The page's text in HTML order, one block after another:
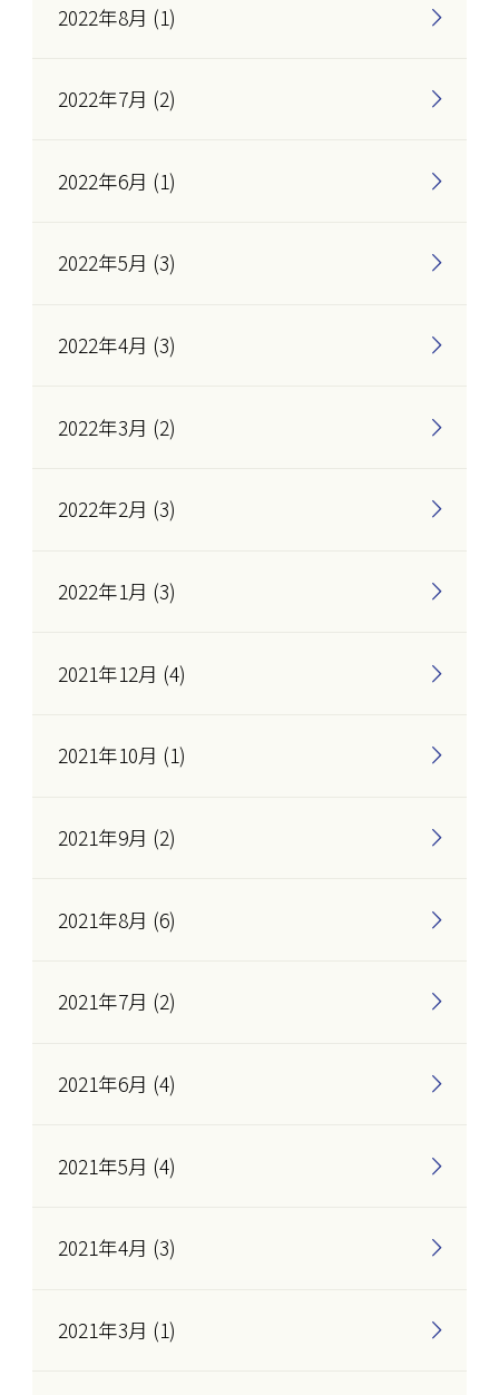
2022年8月 (1)
2022年7月 (2)
2022年6月 (1)
2022年5月 (3)
2022年4月 (3)
2022年3月 (2)
2022年2月 (3)
2022年1月 (3)
2021年12月 (4)
2021年10月 (1)
2021年9月 (2)
2021年8月 (6)
2021年7月 (2)
2021年6月 (4)
2021年5月 (4)
2021年4月 (3)
2021年3月 (1)